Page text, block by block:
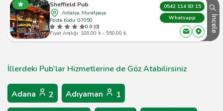
Sheffield Pub
Antalya, Muratpaşa
Posta Kodu: 07050
0.0 (0)
Fiyat Aralığı: 100,00 ₺ - 550,00 ₺
0542 114 83 15
Whatsapp
İncele
İllerdeki Pub'lar Hizmetlerine de Göz Atabilirsiniz
Adana 2 Adıyaman 1